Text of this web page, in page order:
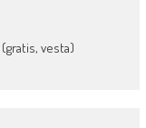
vesta)